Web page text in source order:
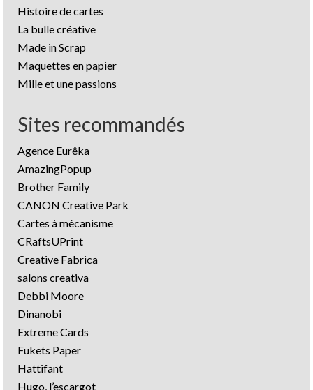
Histoire de cartes
La bulle créative
Made in Scrap
Maquettes en papier
Mille et une passions
Sites recommandés
Agence Eurêka
AmazingPopup
Brother Family
CANON Creative Park
Cartes à mécanisme
CRaftsUPrint
Creative Fabrica
salons creativa
Debbi Moore
Dinanobi
Extreme Cards
Fukets Paper
Hattifant
Hugo, l’escargot